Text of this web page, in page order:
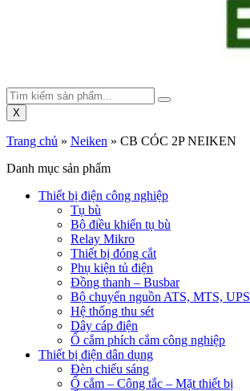
X
Trang chủ » Neiken » CB CÓC 2P NEIKEN
Danh mục sản phẩm
Thiết bị điện công nghiệp
Tụ bù
Bộ điều khiển tụ bù
Relay Mikro
Thiết bị đóng cắt
Phụ kiện tủ điện
Đồng thanh – Busbar
Bộ chuyển nguồn ATS, MTS, UPS
Hệ thống thu sét
Dây cáp điện
Ổ cắm phích cắm công nghiệp
Thiết bị điện dân dụng
Đèn chiếu sáng
Ổ cắm – Công tắc – Mặt thiết bị